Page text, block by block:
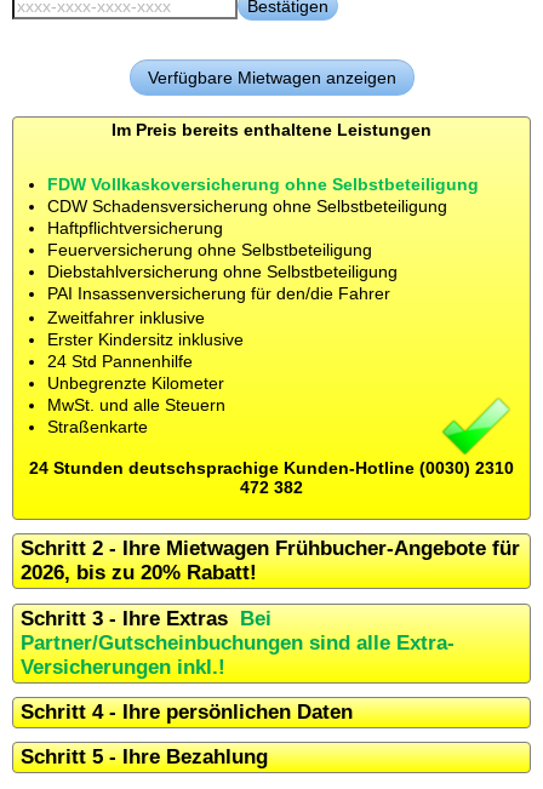
Im Preis bereits enthaltene Leistungen
FDW Vollkaskoversicherung ohne Selbstbeteiligung
CDW Schadensversicherung ohne Selbstbeteiligung
Haftpflichtversicherung
Feuerversicherung ohne Selbstbeteiligung
Diebstahlversicherung ohne Selbstbeteiligung
PAI Insassenversicherung für den/die Fahrer
Zweitfahrer inklusive
Erster Kindersitz inklusive
24 Std Pannenhilfe
Unbegrenzte Kilometer
MwSt. und alle Steuern
Straßenkarte
24 Stunden deutschsprachige Kunden-Hotline (0030) 2310
472 382
Schritt 2 - Ihre Mietwagen Frühbucher-Angebote für
2026, bis zu 20% Rabatt!
Schritt 3 - Ihre Extras Bei
Partner/Gutscheinbuchungen sind alle Extra-
Versicherungen inkl.!
Schritt 4 - Ihre persönlichen Daten
Schritt 5 - Ihre Bezahlung